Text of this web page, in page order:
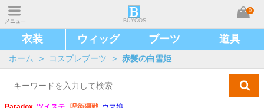
メニュー BUYCOS
0
衣装 ウィッグ ブーツ 道具
ホーム > コスプレブーツ > 赤髪の白雪姫